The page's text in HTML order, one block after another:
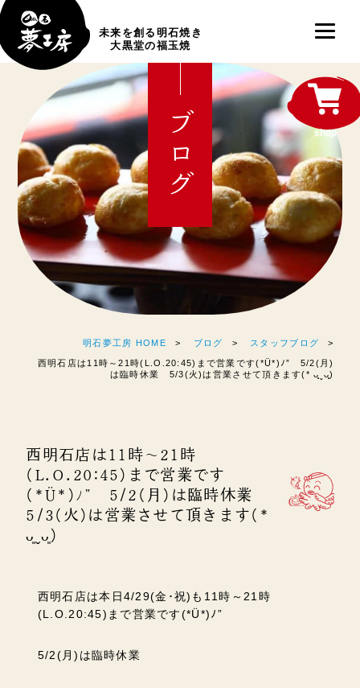
未来を創る明石焼き
大黒堂の福玉焼
ブログ
明石夢工房 HOME ブログ スタッフブログ
西明石店は11時～21時(L.O.20:45)まで営業です(*Ü*)ﾉ” 5/2(月)
は臨時休業 5/3(火)は営業させて頂きます(* ᴗ͈ˬᴗ͈)
西明石店は11時～21時
(L.O.20:45)まで営業です
(*Ü*)ﾉ” 5/2(月)は臨時休業
5/3(火)は営業させて頂きます(*
ᴗ͈ˬᴗ͈)
西明石店は本日4/29(金･祝)も11時～21時
(L.O.20:45)まで営業です(*Ü*)ﾉ”
5/2(月)は臨時休業
shop